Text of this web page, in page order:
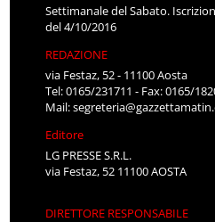
Settimanale del Sabato.
del 4/10/2016
REDAZIONE
via Festaz, 52 - 11100 Aosta
Tel: 0165/231711 - Fax: 0165/
Mail:
Editore
LG PRESSE S.R.L.
via Festaz, 52 11100 AOSTA
DIRETTORE RESPONSABILE